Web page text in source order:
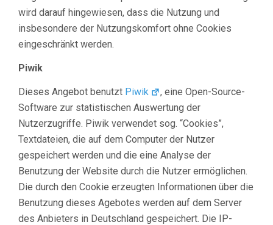
wird darauf hingewiesen, dass die Nutzung und
insbesondere der Nutzungskomfort ohne Cookies
eingeschränkt werden.
Piwik
Dieses Angebot benutzt Piwik
, eine Open-Source-
Software zur statistischen Auswertung der
Nutzerzugriffe. Piwik verwendet sog. “Cookies”,
Textdateien, die auf dem Computer der Nutzer
gespeichert werden und die eine Analyse der
Benutzung der Website durch die Nutzer ermöglichen.
Die durch den Cookie erzeugten Informationen über die
Benutzung dieses Agebotes werden auf dem Server
des Anbieters in Deutschland gespeichert. Die IP-